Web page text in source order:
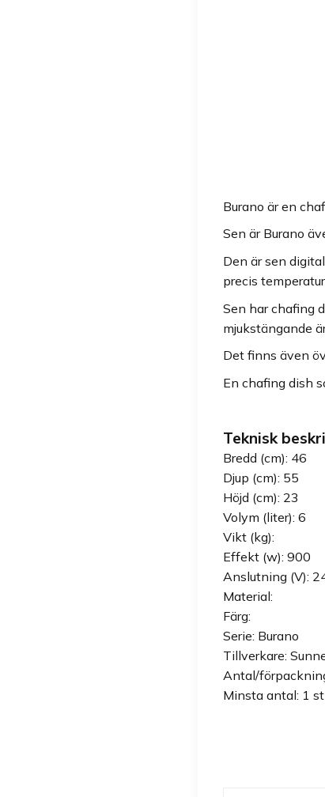
Burano är en
Sen är Burano
Den är sen
precis
Sen har chafing
mjukstängande
Det finns även
En chafing dish
Teknisk
Bredd (cm): 46
Djup (cm): 55
Höjd (cm): 23
Volym (liter): 6
Vikt (kg):
Effekt (w): 900
Anslutning (V):
Material:
Färg:
Serie: Burano
Tillverkare:
Antal/
Minsta antal: 1 st